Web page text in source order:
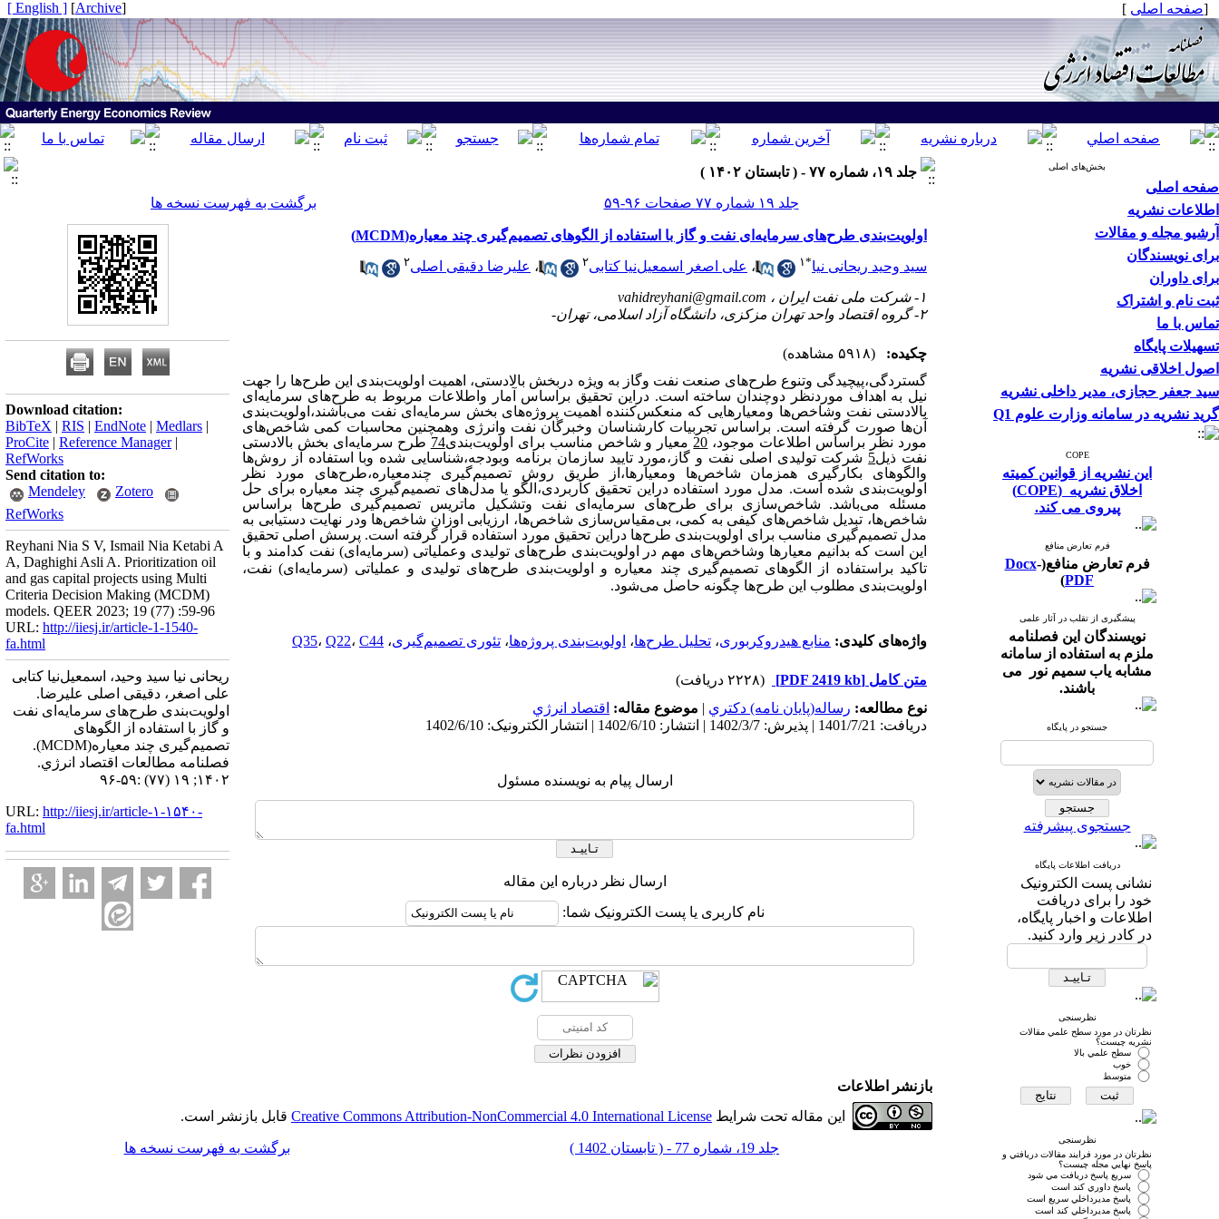
[صفحه اصلی ]
[
Archive
]
[ English ]
بخش‌های اصلی
صفحه اصلی
اطلاعات نشریه
آرشیو مجله و مقالات
برای نویسندگان
برای داوران
ثبت نام و اشتراک
تماس با ما
تسهیلات پایگاه
اصول اخلاقی نشریه
سید جعفر حجازی، مدیر داخلی نشریه
گرید نشریه در سامانه وزارت علوم Q1
COPE
این نشریه از قوانین کمیته
اخلاق نشریه (COPE)
پیروی می کند.
فرم تعارض منافع
فرم تعارض منافع( Docx-
PDF
)
پیشگیری از تقلب در آثار علمی
نویسندگان این فصلنامه
ملزم به استفاده از سامانه
مشابه یاب سمیم نور می
باشند.
جستجو در پایگاه
جستجوی پیشرفته
دریافت اطلاعات پایگاه
نشانی پست الکترونیک
خود را برای دریافت
اطلاعات و اخبار پایگاه،
در کادر زیر وارد کنید.
نظرسنجی
نظرتان در مورد سطح علمي مقالات
نشريه چيست؟
سطح علمي بالا
خوب
متوسط
نظرسنجی
نظرتان در مورد فرايند مقالات دريافتي و
پاسخ نهايي مجله چيست؟
سريع پاسخ دريافت مي شود
پاسخ داوري كند است
پاسخ مديرداخلي سريع است
پاسخ مديرداخلي كند است
جلد ۱۹، شماره ۷۷ - ( تابستان ۱۴۰۲ )
جلد ۱۹ شماره ۷۷ صفحات ۹۶-۵۹
برگشت به فهرست نسخه ها
اولویت‌بندی طرح‌های سرمایه‌ای نفت و گاز با استفاده از الگوهای تصمیم‌گیری چند معیاره(MCDM)
سید وحید ریحانی نیا*۱ ، علی اصغر اسمعیل‌نیا کتابی۲ ، علیرضا دقیقی اصلی۲
۱- شرکت ملی نفت ایران ،
vahidreyhani@gmail.com
۲- گروه اقتصاد واحد تهران ‌مزکزی، دانشگاه آزاد اسلامی، تهران-
چکیده:
(۵۹۱۸ مشاهده)
گستردگی،پیچیدگی وتنوع طرح‌های صنعت نفت وگاز به ویژه دربخش بالادستی، اهمیت اولویت‌بندی این طرح‌ها را جهت
نیل به اهداف موردنظر دوچندان ساخته است. دراین تحقیق براساس آمار واطلاعات مربوط به طرح‌های سرمایه‌ای
بالادستی نفت وشاخص‌ها ومعیارهایی که منعکس‌کننده اهمیت پروژه‌های بخش سرمایه‌ای نفت می‌باشند،اولویت‌بندی
آن‌ها صورت گرفته است. براساس تجربیات کارشناسان وخبرگان نفت وانرژی وهمچنین محاسبات کمی شاخص‌های
مورد نظر براساس اطلاعات موجود، 20 معیار و شاخص‌ مناسب برای اولویت‌بندی74 طرح‌ سرمایه‌ای بخش بالادستی
نفت ذیل5 شرکت تولیدی اصلی نفت و گاز،مورد تایید سازمان برنامه وبودجه،شناسایی شده وبا استفاده از روش‌ها
والگوهای بکارگیری همزمان شاخص‌ها ومعیارها،از طریق روش تصمیم‌گیری چندمعیاره،طرح‌های مورد نظر
اولویت‌بندی شده است. مدل مورد استفاده دراین تحقیق کاربردی،الگو یا مدل‌های تصمیم‌گیری چند معیاره برای حل
مسئله می‌باشد. شاخص‌سازی برای طرح‌های سرمایه‌ای نفت وتشکیل ماتریس تصمیم‌گیری طرح‌ها براساس
شاخص‌ها، تبدیل شاخص‌های کیفی به کمی، بی‌مقیاس‌سازی شاخص‌ها، ارزیابی اوزان شاخص‌ها ودر نهایت دستیابی به
مدل تصمیم‌گیری مناسب برای اولویت‌بندی طرح‌ها دراین تحقیق مورد استفاده قرار گرفته است. پرسش‌ اصلی تحقیق
این است که بدانیم معیارها وشاخص‌های مهم در اولویت‌بندی طرح‌های تولیدی وعملیاتی (سرمایه‌ای) نفت کدامند و با
تاکید براستفاده از الگوهای تصمیم‌گیری چند معیاره و اولویت‌بندی طرح‌های تولیدی و عملیاتی (سرمایه‌ای) نفت،
اولویت‌بندی مطلوب این طرح‌ها چگونه حاصل می‌شود.
واژه‌های کلیدی: منابع هیدروکربوری، تحلیل طرح‌ها، اولویت‌بندی پروژه‌ها، تئوری تصمیم‌گیری، Q35، Q22، C44
متن کامل [PDF 2419 kb]
(۲۲۲۸ دریافت)
نوع مطالعه: رساله(پايان نامه) دكتري | موضوع مقاله: اقتصاد انرژي
دریافت: 1401/7/21 | پذیرش: 1402/3/7 | انتشار: 1402/6/10 | انتشار الکترونیک: 1402/6/10
ارسال پیام به نویسنده مسئول
ارسال نظر درباره این مقاله
نام کاربری یا پست الکترونیک شما:
Download citation:
BibTeX | RIS | EndNote | Medlars |
ProCite | Reference Manager|
RefWorks
Send citation to:
Mendeley
Zotero
RefWorks
Reyhani Nia S V, Ismail Nia Ketabi A
A, Daghighi Asli A. Prioritization oil
and gas capital projects using Multi
Criteria Decision Making (MCDM)
models. QEER 2023; 19 (77) :59-96
URL: http://iiesj.ir/article-1-1540-
fa.html
ریحانی نیا سید وحید، اسمعیل‌نیا کتابی
علی اصغر، دقیقی اصلی علیرضا.
اولویت‌بندی طرح‌های سرمایه‌ای نفت
و گاز با استفاده از الگوهای
تصمیم‌گیری چند معیاره(MCDM).
فصلنامه مطالعات اقتصاد انرژي.
۱۴۰۲; ۱۹ (۷۷) :۵۹-۹۶
URL: http://iiesj.ir/article-۱-۱۵۴۰-
fa.html
بازنشر اطلاعات
این مقاله تحت شرایط Creative Commons Attribution-NonCommercial 4.0 International License قابل بازنشر است.
جلد 19، شماره 77 - ( تابستان 1402 ) برگشت به فهرست نسخه ها